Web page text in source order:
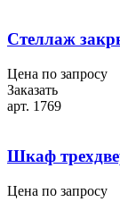
Стеллаж
Цена по запросу
Заказать
арт. 1769
Шкаф
Цена по запросу